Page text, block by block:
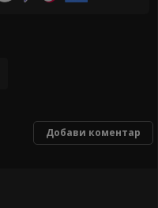
Добави коментар